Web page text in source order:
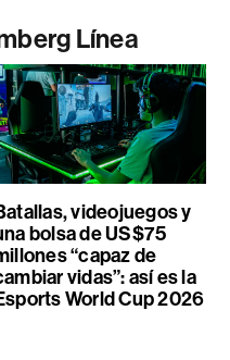
Línea
videojuegos y
bolsa de US$75
“capaz de
vidas”: así es la
World Cup 2026